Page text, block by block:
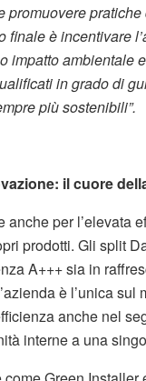
promuovere
finale è incentivare
impatto ambientale
in grado di
più sostenibili”.
il cuore
anche per l’elevata
prodotti. Gli split
A+++ sia in
è l’unica sul
anche nel
interne a una